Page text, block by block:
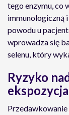
tego enzymu, co
immunologiczną
powodu u
wprowadza się
selenu, który
Ryzyko